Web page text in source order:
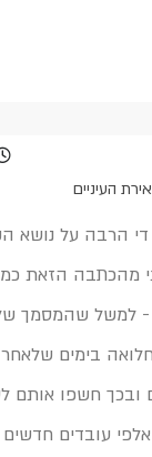
העיניים
הרבה על נושא
מהכתבה הזאת
- למשל שהמסמך
בימים
ובכך חשפו אותם
עובדים